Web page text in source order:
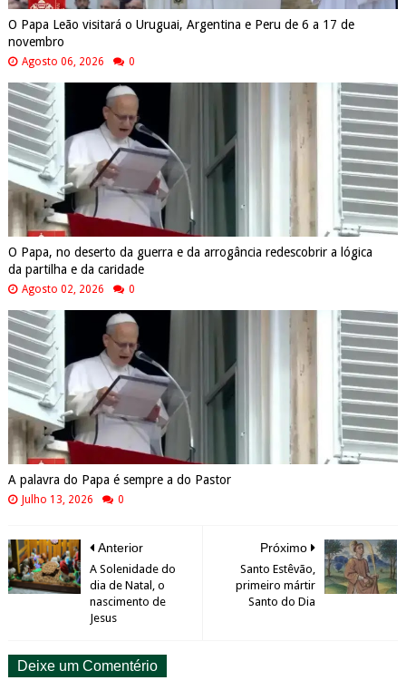
O Papa Leão visitará o Uruguai, Argentina e Peru de 6 a 17 de
novembro
Agosto 06, 2026 0
O Papa, no deserto da guerra e da arrogância redescobrir a lógica
da partilha e da caridade
Agosto 02, 2026 0
A palavra do Papa é sempre a do Pastor
Julho 13, 2026 0
Próximo
Santo Estêvão,
primeiro mártir
Santo do Dia
Anterior
A Solenidade do
dia de Natal, o
nascimento de
Jesus
Deixe um Comentério